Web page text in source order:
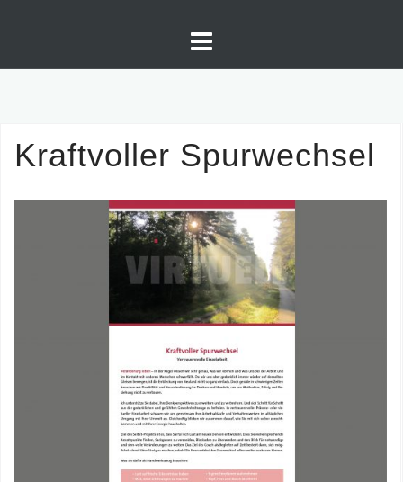
content
Kraftvoller Spurwechsel